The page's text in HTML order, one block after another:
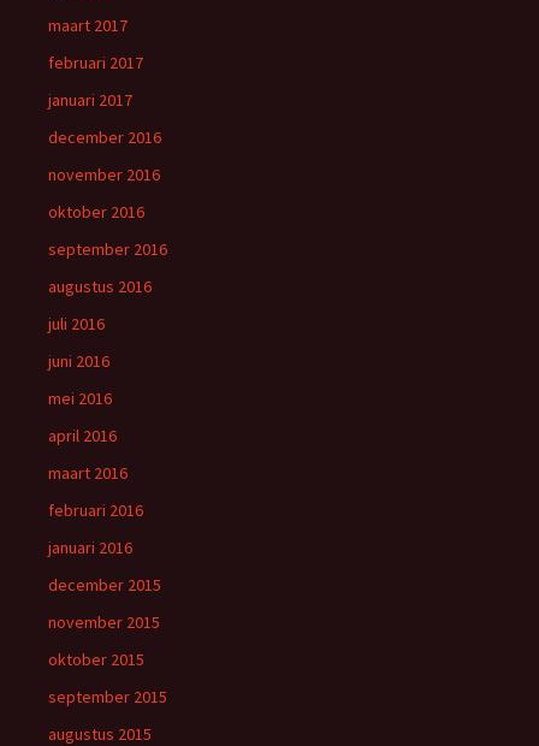
maart 2017
februari 2017
januari 2017
december 2016
november 2016
oktober 2016
september 2016
augustus 2016
juli 2016
juni 2016
mei 2016
april 2016
maart 2016
februari 2016
januari 2016
december 2015
november 2015
oktober 2015
september 2015
augustus 2015